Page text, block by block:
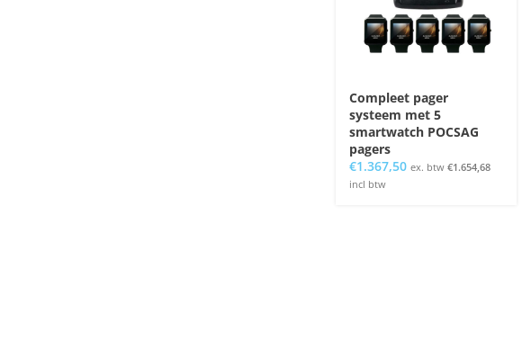
Compleet pager
systeem met 5
smartwatch POCSAG
pagers
€1.367,50 ex. btw €1.654,68
incl btw